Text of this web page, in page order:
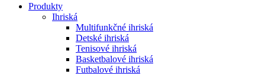
Produkty
Ihriská
Multifunkčné ihriská
Detské ihriská
Tenisové ihriská
Basketbalové ihriská
Futbalové ihriská